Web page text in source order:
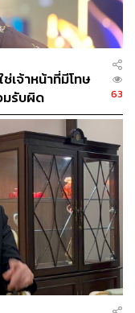
เจ้าหน้าที่มีโทษ
มรับผิด
63